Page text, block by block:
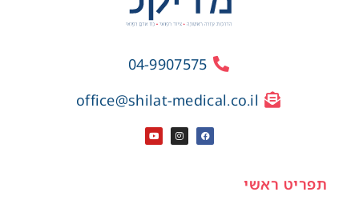
04-9907575
office@shilat-medical.co.il
תפריט ראשי